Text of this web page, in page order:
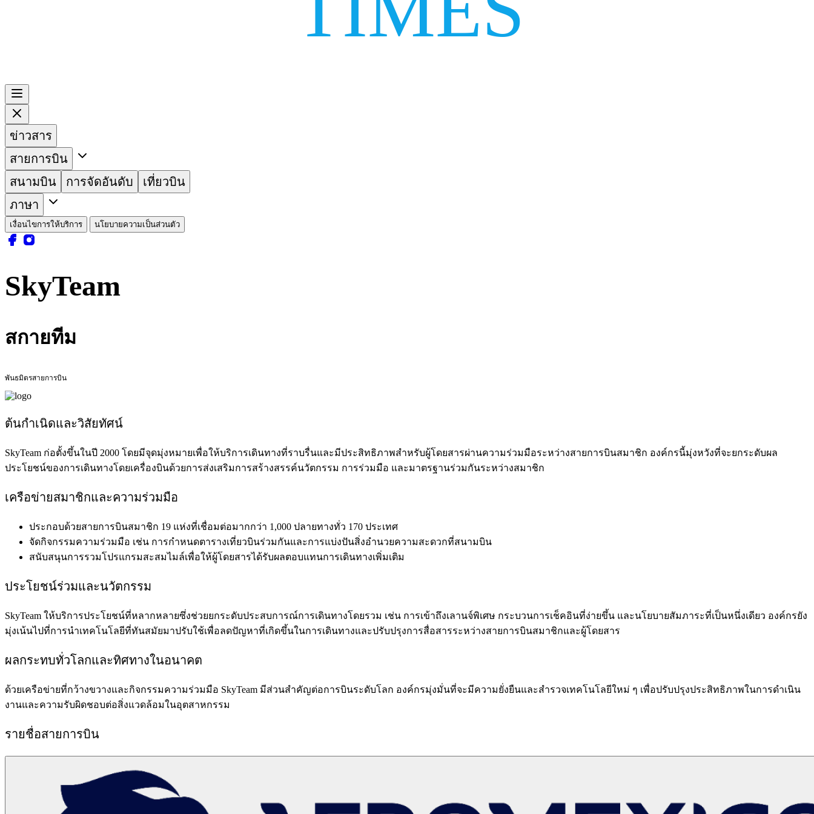
ข่าวสาร
สายการบิน
สนามบิน
การจัดอันดับ
เที่ยวบิน
ภาษา
เงื่อนไขการให้บริการ นโยบายความเป็นส่วนตัว
SkyTeam
สกายทีม
พันธมิตรสายการบิน
ต้นกำเนิดและวิสัยทัศน์
SkyTeam ก่อตั้งขึ้นในปี 2000 โดยมีจุดมุ่งหมายเพื่อให้บริการเดินทางที่ราบรื่นและมีประสิทธิภาพสำหรับผู้โดยสารผ่านความร่วมมือระหว่างสายการบินสมาชิก องค์กรนี้มุ่งหวังที่จะยกระดับผล
ประโยชน์ของการเดินทางโดยเครื่องบินด้วยการส่งเสริมการสร้างสรรค์นวัตกรรม การร่วมมือ และมาตรฐานร่วมกันระหว่างสมาชิก
เครือข่ายสมาชิกและความร่วมมือ
ประกอบด้วยสายการบินสมาชิก 19 แห่งที่เชื่อมต่อมากกว่า 1,000 ปลายทางทั่ว 170 ประเทศ
จัดกิจกรรมความร่วมมือ เช่น การกำหนดตารางเที่ยวบินร่วมกันและการแบ่งปันสิ่งอำนวยความสะดวกที่สนามบิน
สนับสนุนการรวมโปรแกรมสะสมไมล์เพื่อให้ผู้โดยสารได้รับผลตอบแทนการเดินทางเพิ่มเติม
ประโยชน์ร่วมและนวัตกรรม
SkyTeam ให้บริการประโยชน์ที่หลากหลายซึ่งช่วยยกระดับประสบการณ์การเดินทางโดยรวม เช่น การเข้าถึงเลานจ์พิเศษ กระบวนการเช็คอินที่ง่ายขึ้น และนโยบายสัมภาระที่เป็นหนึ่งเดียว องค์กรยัง
มุ่งเน้นไปที่การนำเทคโนโลยีที่ทันสมัยมาปรับใช้เพื่อลดปัญหาที่เกิดขึ้นในการเดินทางและปรับปรุงการสื่อสารระหว่างสายการบินสมาชิกและผู้โดยสาร
ผลกระทบทั่วโลกและทิศทางในอนาคต
ด้วยเครือข่ายที่กว้างขวางและกิจกรรมความร่วมมือ SkyTeam มีส่วนสำคัญต่อการบินระดับโลก องค์กรมุ่งมั่นที่จะมีความยั่งยืนและสำรวจเทคโนโลยีใหม่ ๆ เพื่อปรับปรุงประสิทธิภาพในการดำเนิน
งานและความรับผิดชอบต่อสิ่งแวดล้อมในอุตสาหกรรม
รายชื่อสายการบิน